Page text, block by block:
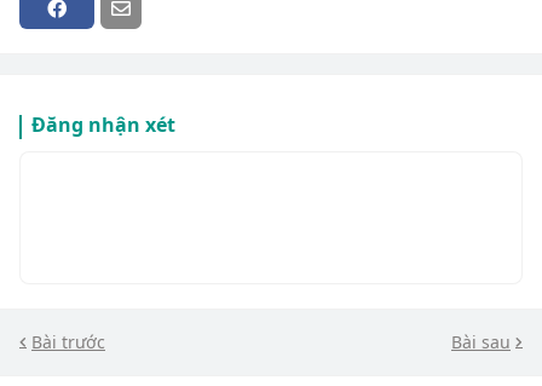
Đăng nhận xét
Bài trước Bài sau